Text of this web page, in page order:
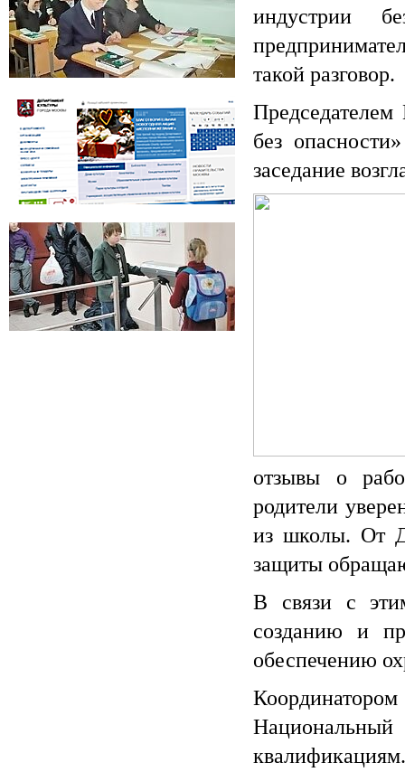
индустрии
такой разговор.
без
заседание
отзывы о
родители
из школы. От
защиты
В связи с
созданию и
обеспечению
Москвы